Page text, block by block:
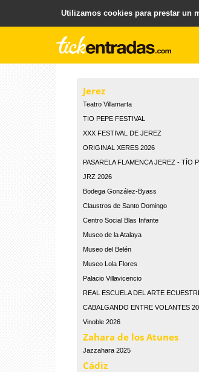
Plataforma para la Venta y Gestion de Entradas
Jerez
Teatro Villamarta
TIO PEPE FESTIVAL
XXX FESTIVAL DE JEREZ
ORIGINAL XERES 2026
PASARELA FLAMENCA JEREZ - TÍO
JRZ 2026
Bodega González-Byass
Claustros de Santo Domingo
Centro Social Blas Infante
Museo de la Atalaya
Museo del Belén
Museo Lola Flores
Palacio Villavicencio
REAL ESCUELA DEL ARTE
CABALGANDO ENTRE VOLANTES
Vinoble 2026
Zahara de los Atunes
Jazzahara 2025
Cádiz
Utilizamos cookies para prestar un